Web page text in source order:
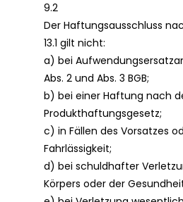
9.2
Der Haftungsausschluss
13.1 gilt nicht:
a) bei
Abs. 2 und Abs. 3 BGB;
b) bei einer Haftung nach
Produkthaftungsgesetz;
c) in Fällen des Vorsatzes
Fahrlässigkeit;
d) bei schuldhafter
Körpers oder der